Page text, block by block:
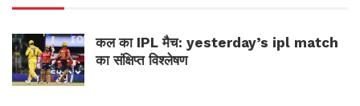
कल का IPL मैच: yesterday’s ipl match
का संक्षिप्त विश्लेषण